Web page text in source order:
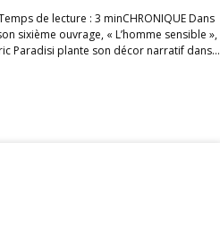
de lecture : 3 minCHRONIQUE Dans
sixième ouvrage, « L’homme sensible »,
Paradisi plante son décor narratif dans…